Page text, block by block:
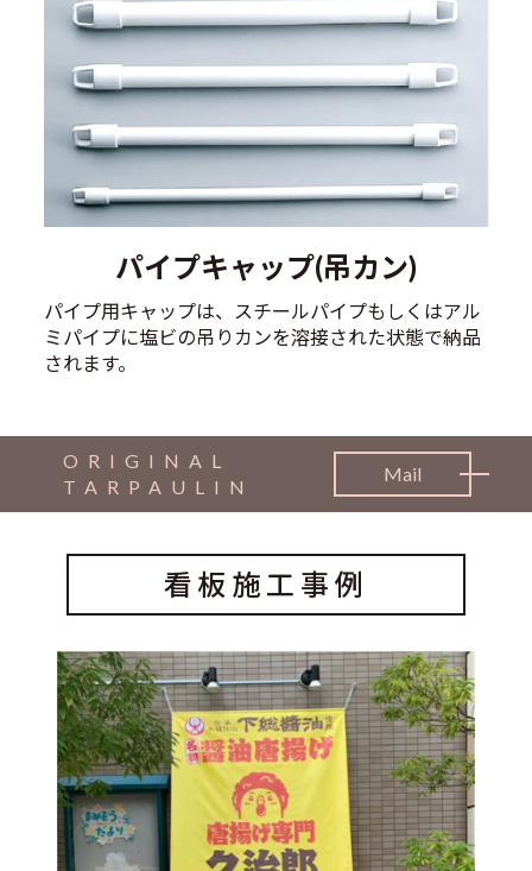
パイプキャップ(吊カン)
パイプ用キャップは、スチールパイプもしくはアル
ミパイプに塩ビの吊りカンを溶接された状態で納品
されます。
ORIGINAL
TARPAULIN
Mail
看板施工事例